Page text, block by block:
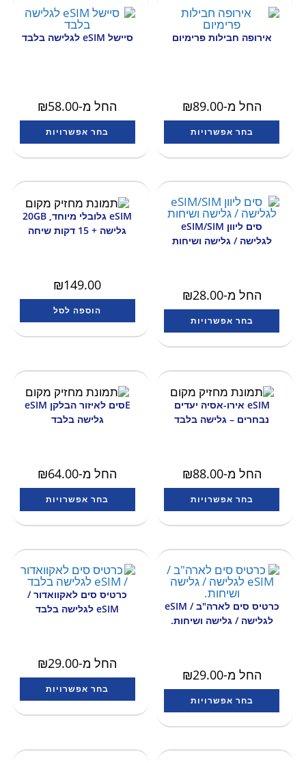
אירופה חבילות פרימיום
החל מ- ₪89.00
בחר אפשרויות
סיישל eSIM לגלישה בלבד
החל מ- ₪58.00
בחר אפשרויות
סים ליוון eSIM/SIM
לגלישה / גלישה ושיחות
החל מ- ₪28.00
בחר אפשרויות
eSIM גלובלי מיוחד, 20GB
גלישה + 15 דקות שיחה
₪149.00
הוספה לסל
eSIM אירו-אסיה יעדים
נבחרים – גלישה בלבד
החל מ- ₪88.00
בחר אפשרויות
Eסים לאיזור הבלקן eSIM
גלישה בלבד
החל מ- ₪64.00
בחר אפשרויות
כרטיס סים לארה"ב / eSIM
לגלישה / גלישה ושיחות.
החל מ- ₪29.00
בחר אפשרויות
כרטיס סים לאקוואדור /
eSIM לגלישה בלבד
החל מ- ₪29.00
בחר אפשרויות